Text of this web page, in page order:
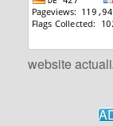
website